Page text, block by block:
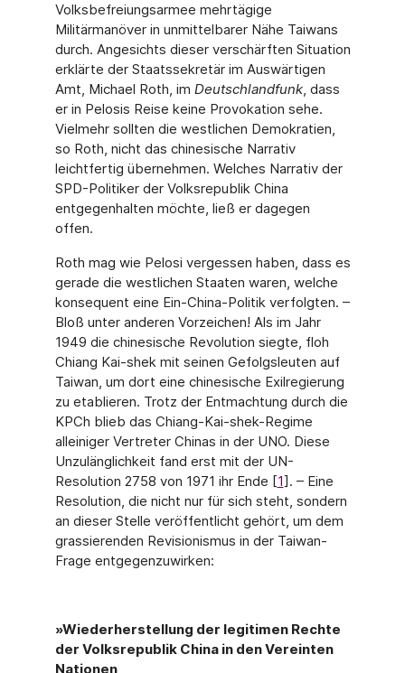
Volksbefreiungsarmee mehrtägige
Militärmanöver in unmittelba­rer Nähe Taiwans
durch. Angesichts dieser verschärften Situation
erklärte der Staatssekre­tär im Auswärtigen
Amt, Michael Roth, im Deutschlandfunk, dass
er in Pelosis Reise keine Provokation sehe.
Vielmehr sollten die westlichen Demokratien,
so Roth, nicht das chinesi­sche Narrativ
leichtfertig übernehmen. Welches Narrativ der
SPD-Politiker der Volksrepu­blik China
entgegenhalten möchte, ließ er dagegen
offen.
Roth mag wie Pelosi vergessen haben, dass es
gerade die westlichen Staaten waren, wel­che
konsequent eine Ein-China-Politik verfolgten. –
Bloß unter anderen Vorzeichen! Als im Jahr
1949 die chinesische Revolution siegte, floh
Chiang Kai-shek mit seinen Gefolgsleuten auf
Taiwan, um dort eine chinesische Exilregierung
zu etablieren. Trotz der Entmachtung durch die
KPCh blieb das Chiang-Kai-shek-Regime
alleiniger Vertreter Chinas in der UNO. Diese
Unzulänglichkeit fand erst mit der UN-
Resolution 2758 von 1971 ihr Ende [1]. – Eine
Resolution, die nicht nur für sich steht, sondern
an dieser Stelle veröffentlicht gehört, um dem
grassierenden Revisionismus in der Taiwan-
Frage entgegenzuwirken:
»Wiederherstellung der legitimen Rechte
der Volksrepublik China in den Vereinten
Nationen